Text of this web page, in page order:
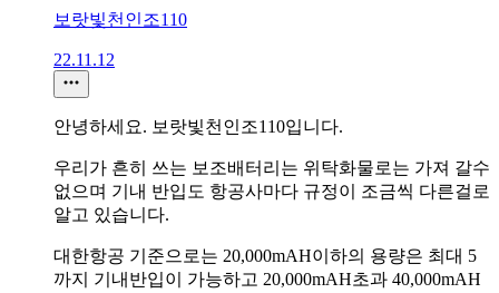
보랏빛천인조110
22.11.12
안녕하세요. 보랏빛천인조110입니다.
우리가 흔히 쓰는 보조배터리는 위탁화물로는 가져 갈수
없으며 기내 반입도 항공사마다 규정이 조금씩 다른걸로
알고 있습니다.
대한항공 기준으로는 20,000mAH이하의 용량은 최대 5
까지 기내반입이 가능하고 20,000mAH초과 40,000mAH